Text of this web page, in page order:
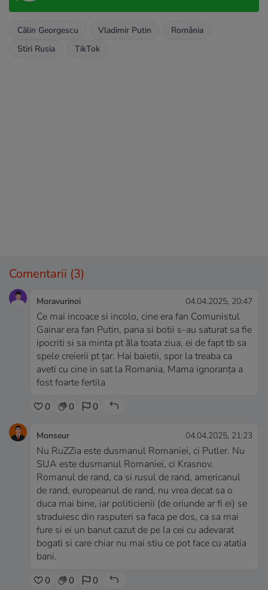
Călin Georgescu Vladimir Putin
România
Stiri Rusia
TikTok
Comentarii (3)
Moravurinoi 04.04.2025, 20:47
Ce mai incoace si incolo, cine era fan Comunistul
Gainar era fan Putin, pana si botii s-au saturat sa fie
ipocriti si sa minta pt ăla toata ziua, ei de fapt tb sa
spele creierii pt țar. Hai baietii, spor la treaba ca
aveti cu cine in sat la Romania, Mama ignoranța a
fost foarte fertila
0 0 0
Monseur 04.04.2025, 21:23
Nu RuZZia este dusmanul Romaniei, ci Putler. Nu
SUA este dusmanul Romaniei, ci Krasnov.
Romanul de rand, ca si rusul de rand, americanul
de rand, europeanul de rand, nu vrea decat sa o
duca mai bine, iar politicienii (de oriunde ar fi ei) se
straduiesc din rasputeri sa faca pe dos, ca sa mai
fure si ei un banut cazut de pe la cei cu adevarat
bogati si care chiar nu mai stiu ce pot face cu atatia
bani.
0 0 0